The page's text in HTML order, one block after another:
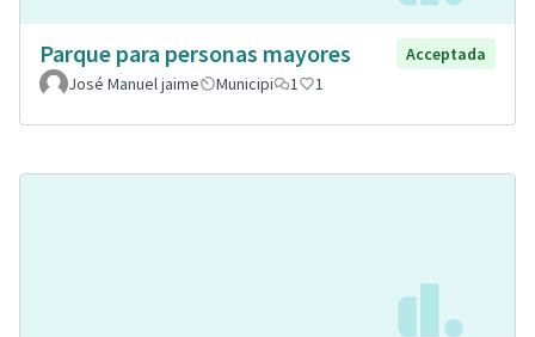
Parque para personas mayores
Acceptada
José Manuel jaime
Municipi 1 1